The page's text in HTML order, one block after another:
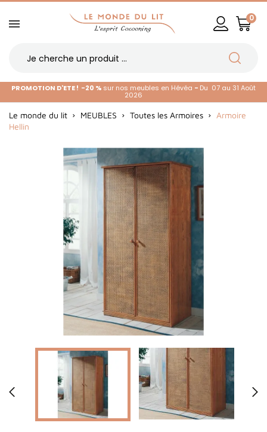
0
PROMOTION D'ETE ! -20 % sur nos meubles en Hévéa - Du 07 au 31 Août
2026
Le monde du lit MEUBLES Toutes les Armoires
Armoire
Hellin
 